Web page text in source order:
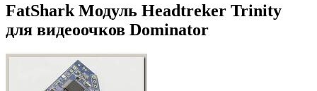
FatShark Модуль Headtreker Trinity
для видеоочков Dominator